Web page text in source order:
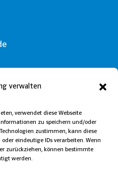
verwalten
verwendet diese Webseite
zu speichern und/oder
zustimmen, kann diese
eindeutige IDs verarbeiten. Wenn
zurückziehen, können bestimmte
werden.